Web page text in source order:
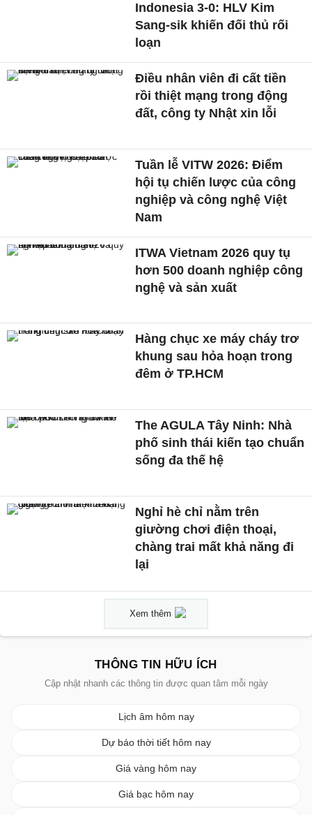
Indonesia 3-0: HLV Kim
Sang-sik khiến đối thủ rối
loạn
Điều nhân viên đi cất tiền
rồi thiệt mạng trong động
đất, công ty Nhật xin lỗi
Tuần lễ VITW 2026: Điểm
hội tụ chiến lược của công
nghiệp và công nghệ Việt
Nam
ITWA Vietnam 2026 quy tụ
hơn 500 doanh nghiệp công
nghệ và sản xuất
Hàng chục xe máy cháy trơ
khung sau hỏa hoạn trong
đêm ở TP.HCM
The AGULA Tây Ninh: Nhà
phố sinh thái kiến tạo chuẩn
sống đa thế hệ
Nghỉ hè chỉ nằm trên
giường chơi điện thoại,
chàng trai mất khả năng đi
lại
Xem thêm
THÔNG TIN HỮU ÍCH
Cập nhật nhanh các thông tin được quan tâm mỗi ngày
Lịch âm hôm nay
Dự báo thời tiết hôm nay
Giá vàng hôm nay
Giá bạc hôm nay